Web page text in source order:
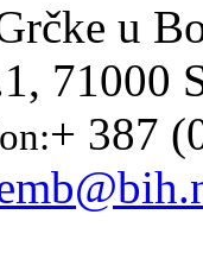
u
71000
+ 387